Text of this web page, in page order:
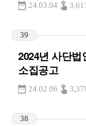
24.03.04
39
2024년 사단
소집공고
24.02.06
38